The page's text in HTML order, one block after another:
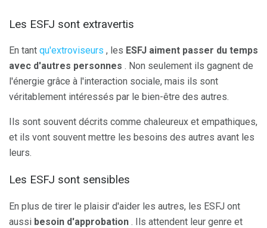
Les ESFJ sont extravertis
En tant qu'extroviseurs , les ESFJ aiment passer du temps
avec d'autres personnes . Non seulement ils gagnent de
l'énergie grâce à l'interaction sociale, mais ils sont
véritablement intéressés par le bien-être des autres.
Ils sont souvent décrits comme chaleureux et empathiques,
et ils vont souvent mettre les besoins des autres avant les
leurs.
Les ESFJ sont sensibles
En plus de tirer le plaisir d'aider les autres, les ESFJ ont
aussi besoin d'approbation . Ils attendent leur genre et